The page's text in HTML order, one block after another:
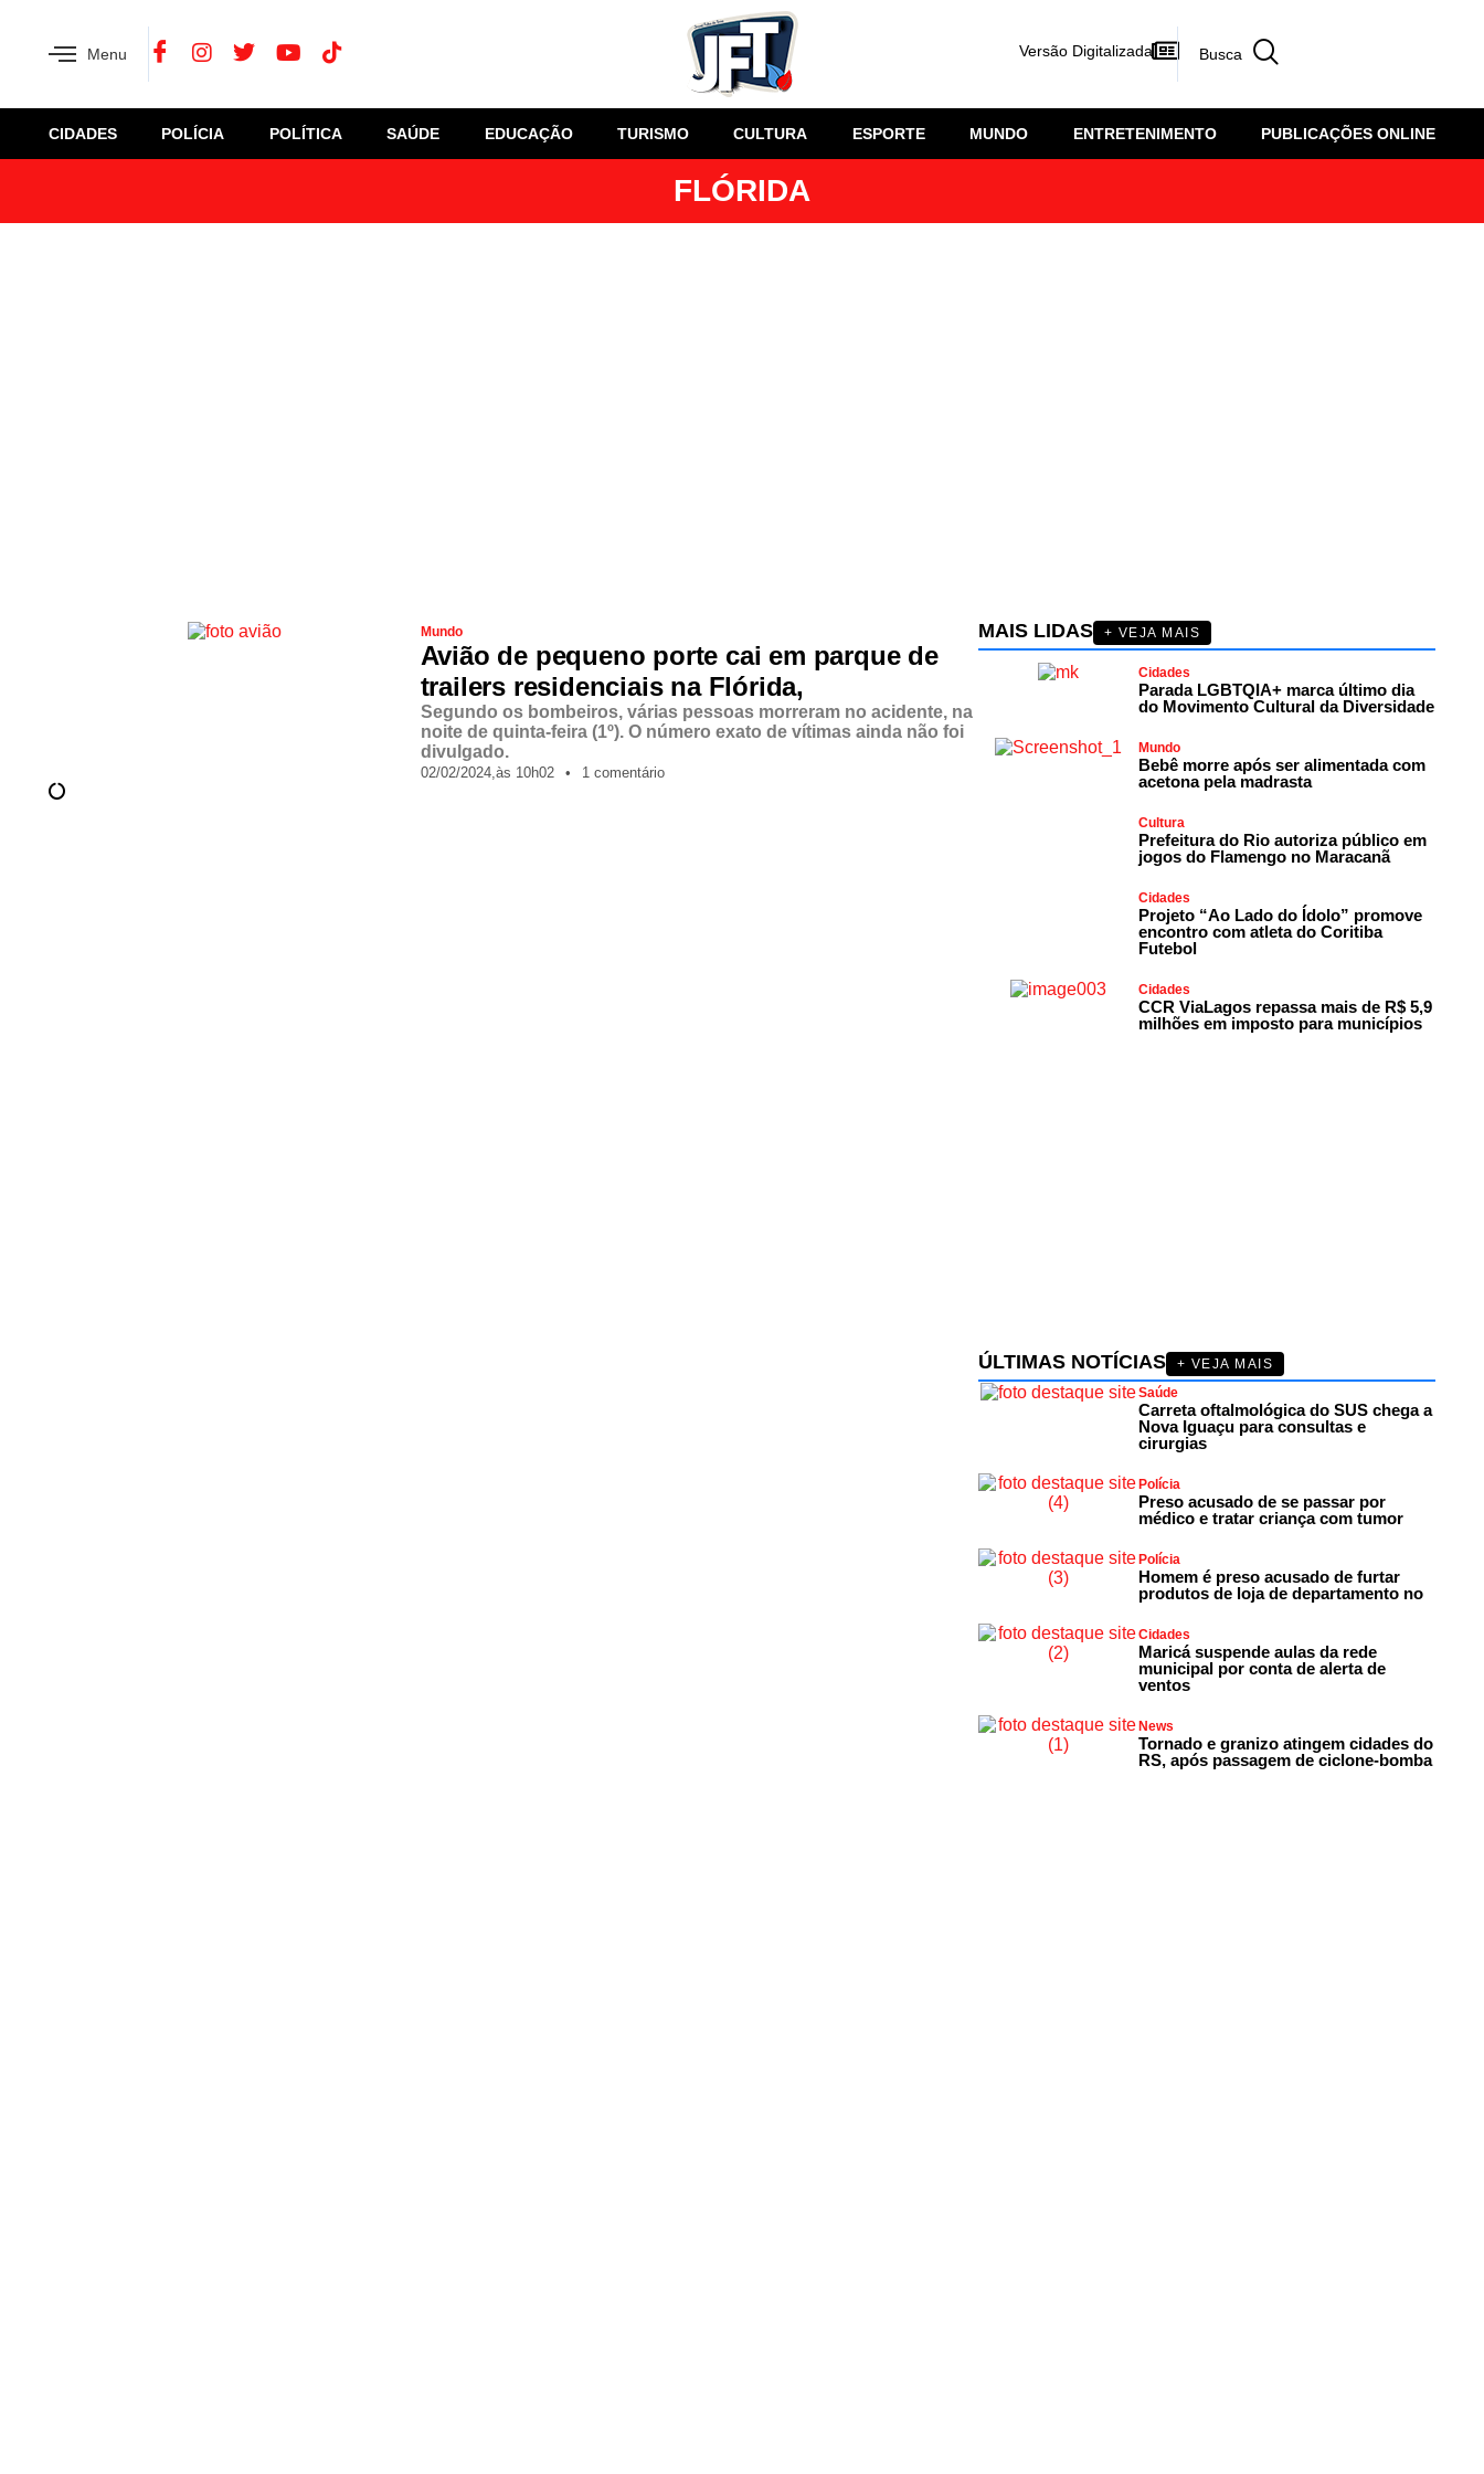
Menu Versão Digitalizada
CIDADES POLÍCIA POLÍTICA SAÚDE EDUCAÇÃO TURISMO CULTURA ESPORTE MUNDO ENTRETENIMENTO PUBLICAÇÕES ONLINE
FLÓRIDA
Mundo
Avião de pequeno porte cai em parque de
trailers residenciais na Flórida,
Segundo os bombeiros, várias pessoas morreram no acidente, na
noite de quinta-feira (1º). O número exato de vítimas ainda não foi
divulgado.
02/02/2024,às 10h02 • 1 comentário
MAIS LIDAS + VEJA MAIS
Cidades
Parada LGBTQIA+ marca último dia
do Movimento Cultural da Diversidade
Mundo
Bebê morre após ser alimentada com
acetona pela madrasta
Cultura
Prefeitura do Rio autoriza público em
jogos do Flamengo no Maracanã
Cidades
Projeto “Ao Lado do Ídolo” promove
encontro com atleta do Coritiba
Futebol
Cidades
CCR ViaLagos repassa mais de R$ 5,9
milhões em imposto para municípios
ÚLTIMAS NOTÍCIAS
+ VEJA MAIS
Saúde
Carreta oftalmológica do SUS chega a
Nova Iguaçu para consultas e
cirurgias
Polícia
Preso acusado de se passar por
médico e tratar criança com tumor
Polícia
Homem é preso acusado de furtar
produtos de loja de departamento no
Cidades
Maricá suspende aulas da rede
municipal por conta de alerta de
ventos
News
Tornado e granizo atingem cidades do
RS, após passagem de ciclone-bomba